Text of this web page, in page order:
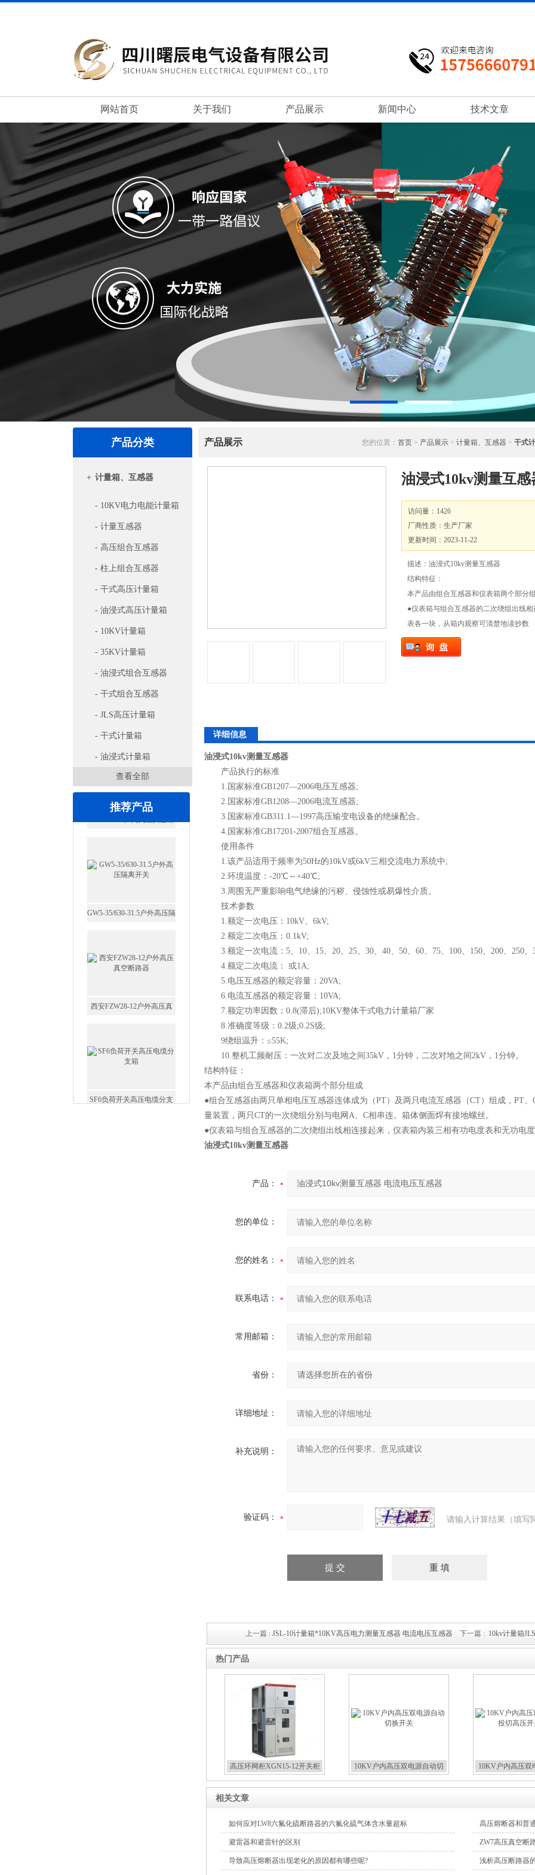
网站首页 关于我们 产品展示 新闻中心 技术文章
产品分类
+ 计量箱、互感器
- 10KV电力电能计量箱
- 计量互感器
- 高压组合互感器
- 柱上组合互感器
- 干式高压计量箱
- 油浸式高压计量箱
- 10KV计量箱
- 35KV计量箱
- 油浸式组合互感器
- 干式组合互感器
- JLS高压计量箱
- 干式计量箱
- 油浸式计量箱
查看全部
推荐产品
产品展示 您的位置： 首页 > 产品展示 > 计量箱、互感器 > 干式
油浸式10kv测量互
访问量：1426
厂商性质：生产厂家
更新时间：2023-11-22
描述：油浸式10kv测量互感器
结构特征：
本产品由组合互感器和仪表箱两个部分
●仪表箱与组合互感器的二次绕组出线
表各一块，从箱内观察可清楚地读抄数
详细信息
油浸式10kv测量互感器
产品执行的标准
1.国家标准GB1207—2006电压互感器;
2.国家标准GB1208—2006电流互感器;
3.国家标准GB311.1—1997高压输变电设备的绝缘配合。
4.国家标准GB17201-2007组合互感器。
使用条件
1.该产品适用于频率为50Hz的10kV或6kV三相交流电力系统中;
2.环境温度：-20℃～+40℃;
3.周围无严重影响电气绝缘的污秽、侵蚀性或易爆性介质。
技术参数
1.额定一次电压：10kV、6kV;
2.额定二次电压：0.1kV;
3.额定一次电流：5、10、15、20、25、30、40、50、60、75、100、150、200、250、
4.额定二次电流： 或1A;
5.电压互感器的额定容量：20VA;
6.电流互感器的额定容量：10VA;
7.额定功率因数：0.8(滞后);10KV整体干式电力计量箱厂家
8.准确度等级：0.2级;0.2S级;
9绕组温升：≤55K;
10.整机工频耐压：一次对二次及地之间35kV，1分钟，二次对地之间2kV，1分钟。
结构特征：
本产品由组合互感器和仪表箱两个部分组成
●组合互感器由两只单相电压互感器连体成为（PT）及两只电流互感器（CT）组成，PT
量装置，两只CT的一次绕组分别与电网A、C相串连。箱体侧面焊有接地螺丝。
●仪表箱与组合互感器的二次绕组出线相连接起来，仪表箱内装三相有功电度表和无功电
油浸式10kv测量互感器
产品：
您的单位：
您的姓名：
联系电话：
常用邮箱：
省份：
详细地址：
补充说明：
验证码： 请输入计算结果（填写
上一篇 : JSL-10计量箱*10KV高压电力测量互感器 电流电压互感器下一篇 : 10kv计量箱
热门产品
高压环网柜XGN15-12开关柜
10KV户内高压双电源自动切
10KV户内高压双
相关文章
如何应对LW8六氟化硫断路器的六氟化硫气体含水量超标 高压熔断器和普
避雷器和避雷针的区别 ZW7高压真空断
导致高压熔断器出现老化的原因都有哪些呢? 浅析高压断路器